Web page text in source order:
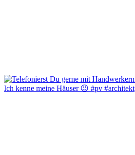
Ich kenne meine Häuser 😉 #pv #architekt